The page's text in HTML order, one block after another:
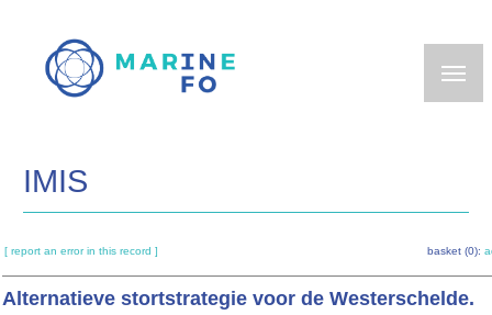
main
IMIS
[ report an error in this record ] basket (0):
Alternatieve stortstrategie voor de Westerschelde.